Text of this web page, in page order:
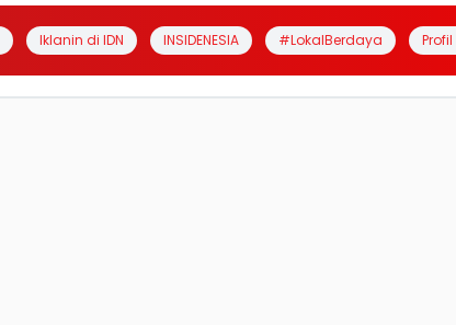
Iklanin di IDN INSIDENESIA #LokalBerdaya